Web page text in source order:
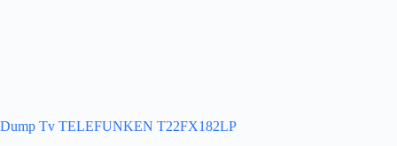
Dump Tv TELEFUNKEN T22FX182LP